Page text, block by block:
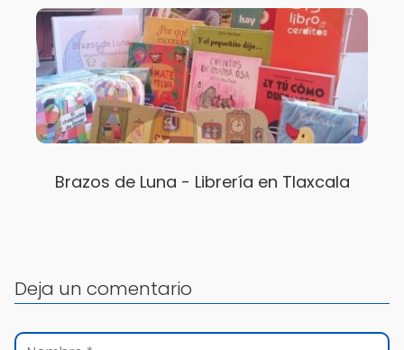
Brazos de Luna - Librería en Tlaxcala
Deja un comentario